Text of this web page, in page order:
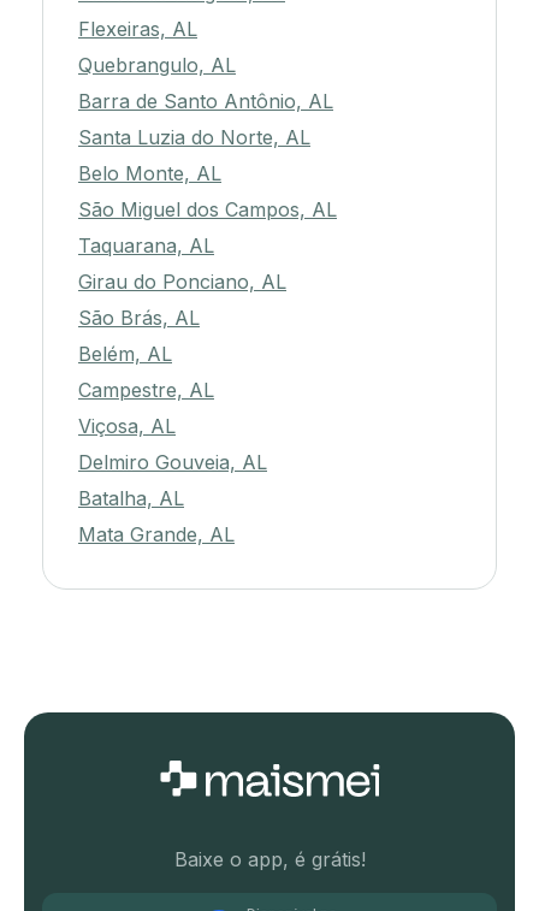
Flexeiras, AL
Quebrangulo, AL
Barra de Santo Antônio, AL
Santa Luzia do Norte, AL
Belo Monte, AL
São Miguel dos Campos, AL
Taquarana, AL
Girau do Ponciano, AL
São Brás, AL
Belém, AL
Campestre, AL
Viçosa, AL
Delmiro Gouveia, AL
Batalha, AL
Mata Grande, AL
Baixe o app, é grátis!